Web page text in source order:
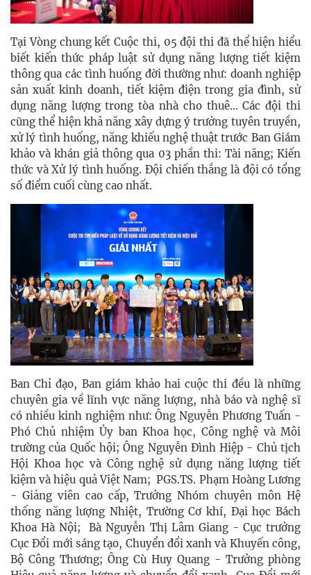
Tại Vòng chung kết Cuộc thi, 05 đội thi đã thể hiện hiểu
biết kiến thức pháp luật sử dụng năng lượng tiết kiệm
thông qua các tình huống đời thường như: doanh nghiệp
sản xuất kinh doanh, tiết kiệm điện trong gia đình, sử
dụng năng lượng trong tòa nhà cho thuê… Các đội thi
cũng thể hiện khả năng xây dựng ý trưởng tuyên truyền,
xử lý tình huống, năng khiếu nghệ thuật trước Ban Giám
khảo và khán giả thông qua 03 phần thi: Tài năng; Kiến
thức và Xử lý tình huống. Đội chiến thắng là đội có tổng
số điểm cuối cùng cao nhất.
Ban Chỉ đạo, Ban giám khảo hai cuộc thi đều là những
chuyên gia về lĩnh vực năng lượng, nhà báo và nghệ sĩ
có nhiều kinh nghiệm như: Ông Nguyễn Phương Tuấn -
Phó Chủ nhiệm Ủy ban Khoa học, Công nghệ và Môi
trường của Quốc hội; Ông Nguyễn Đình Hiệp - Chủ tịch
Hội Khoa học và Công nghệ sử dụng năng lượng tiết
kiệm và hiệu quả Việt Nam; PGS.TS. Phạm Hoàng Lương
- Giảng viên cao cấp, Trưởng Nhóm chuyên môn Hệ
thống năng lượng Nhiệt, Trường Cơ khí, Đại học Bách
Khoa Hà Nội; Bà Nguyễn Thị Lâm Giang - Cục trưởng
Cục Đổi mới sáng tạo, Chuyển đổi xanh và Khuyến công,
Bộ Công Thương; Ông Cù Huy Quang - Trưởng phòng